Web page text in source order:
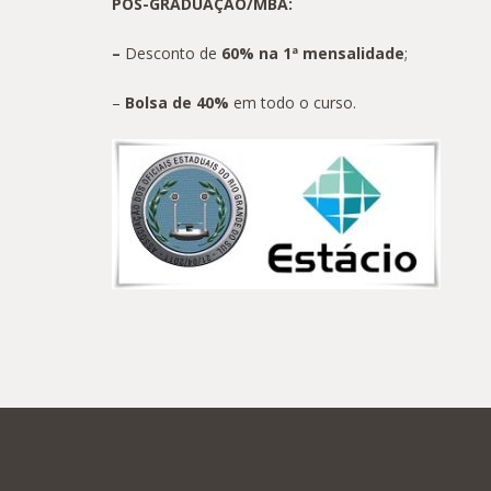
– Desconto de 60% na 1ª mensalidade;
– Bolsa de 40% em todo o curso.